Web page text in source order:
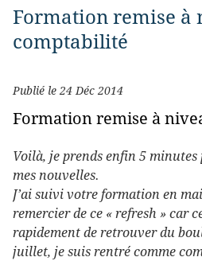
Formation remise à
comptabilité
Publié le 24 Déc 2014
Formation remise à
Voilà, je prends enfin 5
mes nouvelles.
J’ai suivi votre formation en
remercier de ce « refresh » car
rapidement de retrouver du
juillet, je suis rentré comme